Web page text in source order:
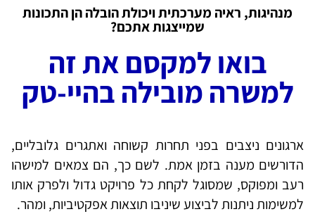
מנהיגות, ראיה מערכתית ויכולת הובלה הן התכונות
שמייצגות אתכם?
בואו למקסם את זה
למשרה מובילה בהיי-טק
ארגונים ניצבים בפני תחרות קשוחה ואתגרים גלובליים,
הדורשים מענה בזמן אמת. לשם כך, הם צמאים למישהו
רעב ומפוקס, שמסוגל לקחת כל פרויקט גדול ולפרק אותו
למשימות ניתנות לביצוע שיניבו תוצאות אפקטיביות, ומהר.